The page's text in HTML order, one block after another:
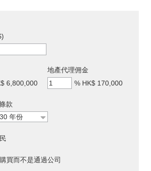
6,800,000
地產代理佣金
% HK$ 170,000
款
買而不是通過公司